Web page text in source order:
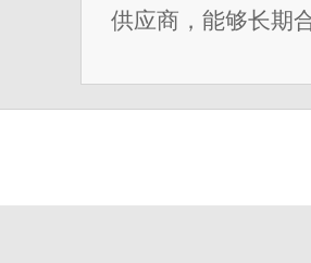
供应商，能够长期